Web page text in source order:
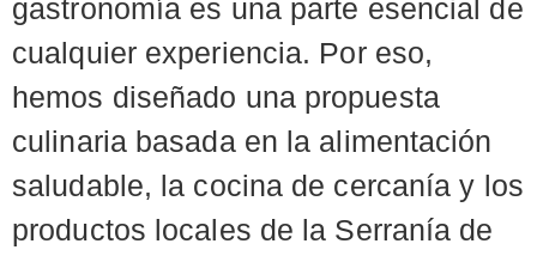
gastronomía es una parte esencial de
cualquier experiencia. Por eso,
hemos diseñado una propuesta
culinaria basada en la alimentación
saludable, la cocina de cercanía y los
productos locales de la Serranía de